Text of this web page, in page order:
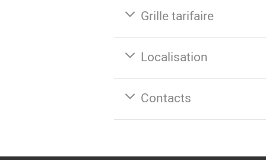
Grille tarifaire
Localisation
Contacts